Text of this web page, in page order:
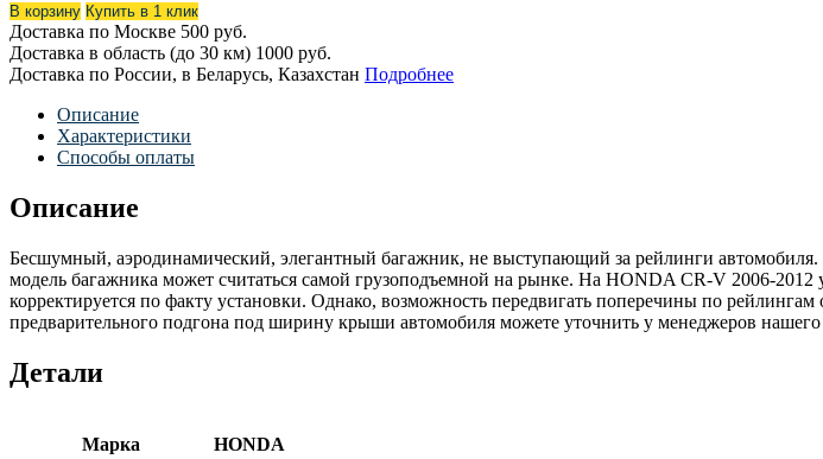
В корзину Купить в 1 клик
Доставка по Москве 500 руб.
Доставка в область (до 30 км) 1000 руб.
Доставка по России, в Беларусь, Казахстан Подробнее
Описание
Характеристики
Способы оплаты
Описание
Бесшумный, аэродинамический, элегантный багажник, не выступающий за рейлинги
модель багажника может считаться самой грузоподъемной на рынке. На HONDA CR-V 2006-
корректируется по факту установки. Однако, возможность передвигать поперечины по
предварительного подгона под ширину крыши автомобиля можете уточнить у менеджеров нашего
Детали
Марка HONDA